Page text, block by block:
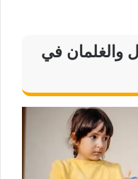
والغلمان في